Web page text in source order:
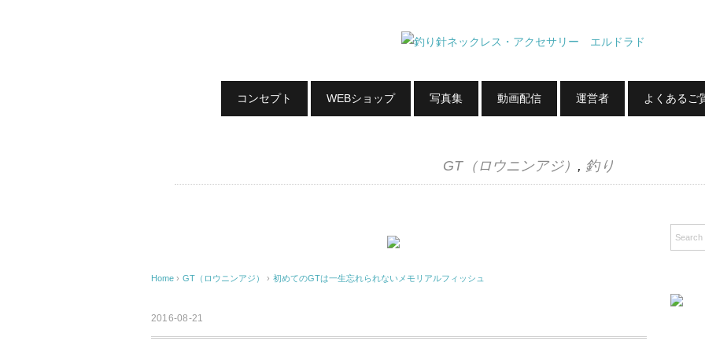
コンセプト WEBショップ 写真集 動画配信 運営者 よくあるご
GT（ロウニンアジ） , 釣り
Home › GT（ロウニンアジ） › 初めてのGTは一生忘れられないメモリアルフィッシュ
2016-08-21